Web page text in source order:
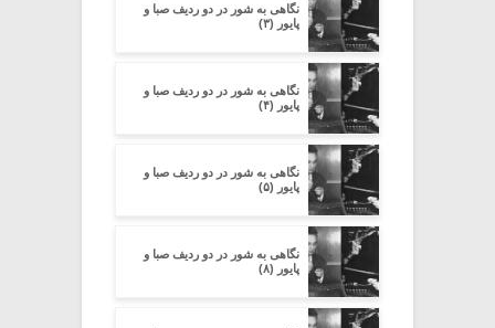
نگاهی به شور در دو ردیف صبا و
پایور (۳)
نگاهی به شور در دو ردیف صبا و
پایور (۴)
نگاهی به شور در دو ردیف صبا و
پایور (۵)
نگاهی به شور در دو ردیف صبا و
پایور (۸)